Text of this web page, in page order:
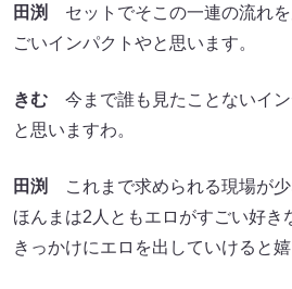
田渕
セットでそこの一連の流れ
ごいインパクトやと思います。
きむ 今まで誰も見たことないイ
と思いますわ。
田渕
これまで求められる現場が少
ほんまは2人ともエロがすごい好き
きっかけにエロを出していけると嬉